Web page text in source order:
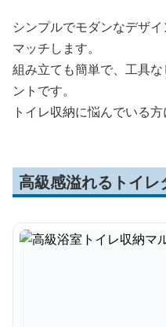
シンプルでモダンなデザ
マッチします。
組み立ても簡単で、工具
ントです。
トイレ収納に悩んでいる
高級感溢れるトイレ